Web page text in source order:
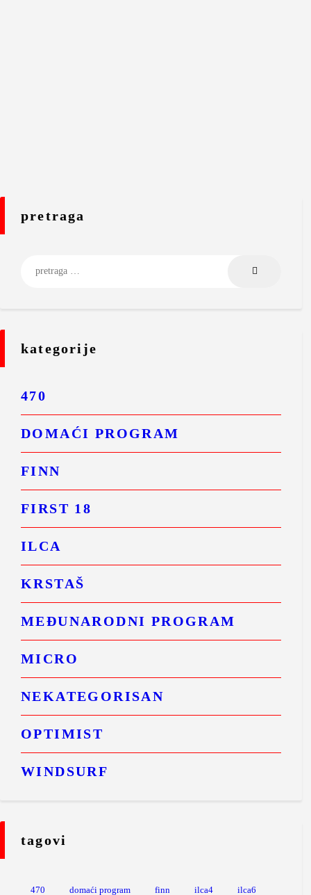
pretraga
kategorije
470
DOMAĆI PROGRAM
FINN
FIRST 18
ILCA
KRSTAŠ
MEĐUNARODNI PROGRAM
MICRO
NEKATEGORISAN
OPTIMIST
WINDSURF
tagovi
470 domaći program finn ilca4 ilca6